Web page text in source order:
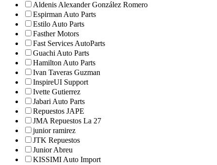
Aldenis Alexander González Romero
Espirman Auto Parts
Estilo Auto Parts
Fasther Motors
Fast Services AutoParts
Guachi Auto Parts
Hamilton Auto Parts
Ivan Taveras Guzman
InspireUI Support
Ivette Gutierrez
Jabari Auto Parts
Repuestos JAPE
JMA Repuestos La 27
junior ramirez
JTK Repuestos
Junior Abreu
KISSIMI Auto Import